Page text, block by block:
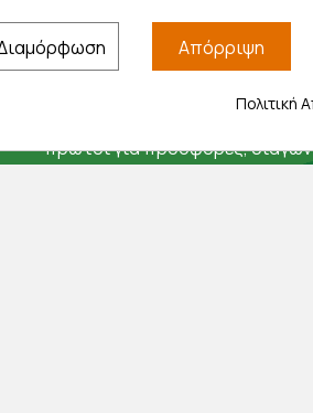
Αποκλειστικές
πρώτοι για προσφορές,
Απόρριψη
Πολιτική